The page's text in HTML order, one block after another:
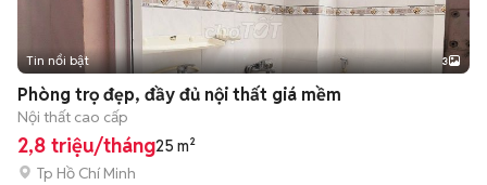
Tin nổi bật 3
Phòng trọ đẹp, đầy đủ nội thất giá mềm
Nội thất cao cấp
2,8 triệu/tháng25 m²
Tp Hồ Chí Minh